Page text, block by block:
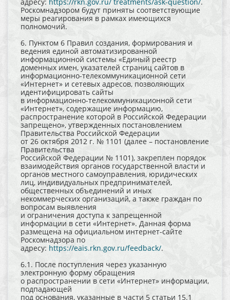
Роскомнадзором будут приняты соответствующие
меры реагирования в рамках имеющихся
полномочий.
6. Пунктом 6 Правил создания, формирования и
ведения единой автоматизированной
информационной системы «Единый реестр
доменных имен, указателей страниц сайтов в
информационно-телекоммуникационной сети
«Интернет» и сетевых адресов, позволяющих
идентифицировать сайты
в информационно-телекоммуникационной сети
«Интернет», содержащие информацию,
распространение которой в Российской Федерации
запрещено», утвержденных постановлением
Правительства Российской Федерации
от 26 октября 2012 г. № 1101 (далее – постановление
Правительства
Российской Федерации № 1101), закреплен порядок
взаимодействия органов государственной власти и
органов местного самоуправления, юридических
лиц, индивидуальных предпринимателей,
общественных объединений и иных
некоммерческих организаций, а также граждан по
вопросам выявления
и ограничения доступа к запрещенной
информации в сети «Интернет». Данная форма
размещена на официальном интернет-сайте
Роскомнадзора по
адресу: https://eais.rkn.gov.ru/feedback/.
6.1. После поступления через указанную
электронную форму обращения
о распространении в сети «Интернет» информации,
подпадающей
под основания, указанные в части 5 статьи 15.1